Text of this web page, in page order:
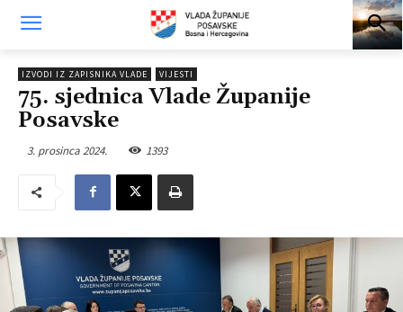
IZVODI IZ ZAPISNIKA VLADE VIJESTI
75. sjednica Vlade Županije
Posavske
3. prosinca 2024. 1393